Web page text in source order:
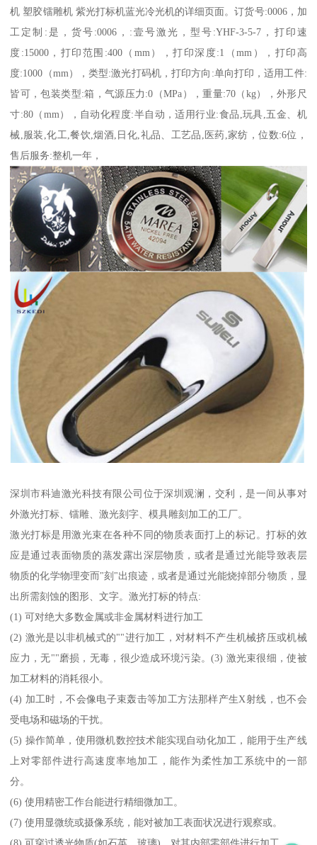
机 塑胶镭雕机 紫光打标机蓝光冷光机的详细页面。订货号:0006，加
工定制:是，货号:0006，:壹号激光，型号:YHF-3-5-7，打印速
度:15000，打印范围:400（mm），打印深度:1（mm），打印高
度:1000（mm），类型:激光打码机，打印方向:单向打印，适用工件:
皆可，包装类型:箱，气源压力:0（MPa），重量:70（kg），外形尺
寸:80（mm），自动化程度:半自动，适用行业:食品,玩具,五金、机
械,服装,化工,餐饮,烟酒,日化,礼品、工艺品,医药,家纺，位数:6位，
售后服务:整机一年，
深圳市科迪激光科技有限公司位于深圳观澜，交利，是一间从事对
外激光打标、镭雕、激光刻字、模具雕刻加工的工厂。
激光打标是用激光束在各种不同的物质表面打上的标记。打标的效
应是通过表面物质的蒸发露出深层物质，或者是通过光能导致表层
物质的化学物理变而"刻"出痕迹，或者是通过光能烧掉部分物质，显
出所需刻蚀的图形、文字。激光打标的特点:
(1) 可对绝大多数金属或非金属材料进行加工
(2) 激光是以非机械式的""进行加工，对材料不产生机械挤压或机械
应力，无""磨损，无毒，很少造成环境污染。(3) 激光束很细，使被
加工材料的消耗很小。
(4) 加工时，不会像电子束轰击等加工方法那样产生X射线，也不会
受电场和磁场的干扰。
(5) 操作简单，使用微机数控技术能实现自动化加工，能用于生产线
上对零部件进行高速度率地加工，能作为柔性加工系统中的一部
分。
(6) 使用精密工作台能进行精细微加工。
(7) 使用显微统或摄像系统，能对被加工表面状况进行观察或。